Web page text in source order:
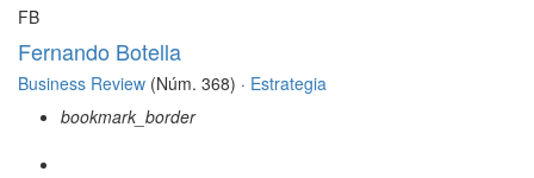
FB
Fernando Botella
Business Review (Núm. 368) · Estrategia
bookmark_border